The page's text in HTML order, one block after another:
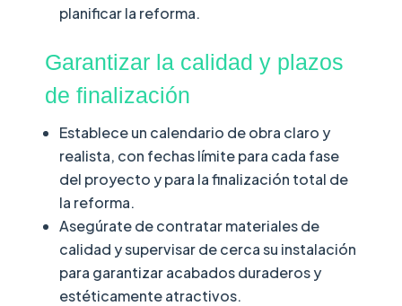
planificar la reforma.
Garantizar la calidad y plazos
de finalización
Establece un calendario de obra claro y
realista, con fechas límite para cada fase
del proyecto y para la finalización total de
la reforma.
Asegúrate de contratar materiales de
calidad y supervisar de cerca su instalación
para garantizar acabados duraderos y
estéticamente atractivos.